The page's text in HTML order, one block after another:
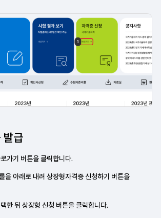
발급
가기 버튼을 클릭합니다.
을 아래로 내려 상장형자격증 신청하기 버튼을
한 뒤 상장형 신청 버튼을클릭합니다.